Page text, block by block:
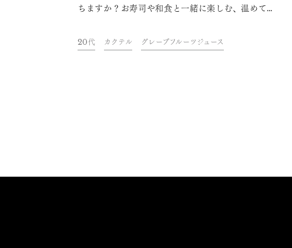
ちますか？お寿司や和食と一緒に楽しむ、温めて楽
が、最近では日本酒のちょっと変わった楽しみ方が
広がっています。それは、ソフトドリンクと組み合
20代 カクテル グレープフルーツジュース